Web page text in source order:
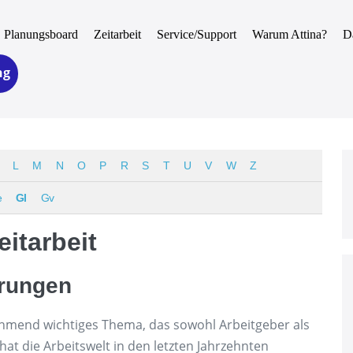
Planungsboard Zeitarbeit Service/Support Warum Attina?
L M N O P R S T U V W Z
Gl Gv
wichtiges Thema, das sowohl Arbeitgeber als
die Arbeitswelt in den letzten Jahrzehnten